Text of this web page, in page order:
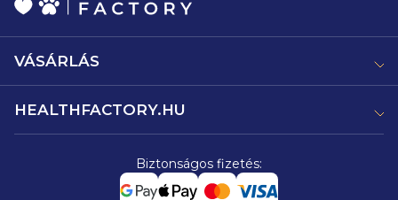
VÁSÁRLÁS
HEALTHFACTORY.HU
Biztonságos fizetés: